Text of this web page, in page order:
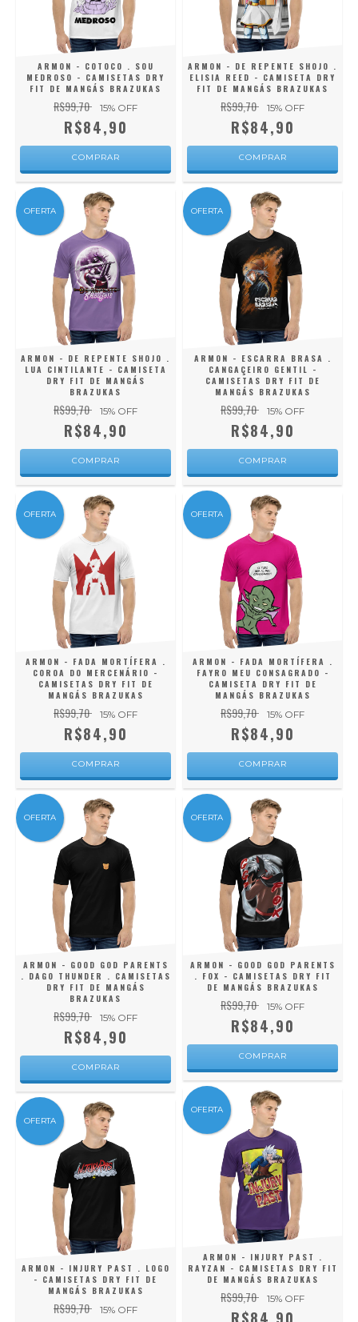
ARMON - COTOCO . SOU
MEDROSO - CAMISETAS DRY
FIT DE MANGÁS BRAZUKAS
R$99,70 15% OFF
R$84,90
COMPRAR
ARMON - DE REPENTE SHOJO .
ELISIA REED - CAMISETA DRY
FIT DE MANGÁS BRAZUKAS
R$99,70 15% OFF
R$84,90
COMPRAR
OFERTA
ARMON - DE REPENTE SHOJO .
LUA CINTILANTE - CAMISETA
DRY FIT DE MANGÁS
BRAZUKAS
R$99,70 15% OFF
R$84,90
COMPRAR
OFERTA
ARMON - ESCARRA BRASA .
CANGAÇEIRO GENTIL -
CAMISETAS DRY FIT DE
MANGÁS BRAZUKAS
R$99,70 15% OFF
R$84,90
COMPRAR
OFERTA
ARMON - FADA MORTÍFERA .
COROA DO MERCENÁRIO -
CAMISETAS DRY FIT DE
MANGÁS BRAZUKAS
R$99,70 15% OFF
R$84,90
COMPRAR
OFERTA
ARMON - FADA MORTÍFERA .
FAYRO MEU CONSAGRADO -
CAMISETA DRY FIT DE
MANGÁS BRAZUKAS
R$99,70 15% OFF
R$84,90
COMPRAR
OFERTA
ARMON - GOOD GOD PARENTS
. DAGO THUNDER . CAMISETAS
DRY FIT DE MANGÁS
BRAZUKAS
R$99,70 15% OFF
R$84,90
COMPRAR
OFERTA
ARMON - GOOD GOD PARENTS
. FOX - CAMISETAS DRY FIT
DE MANGÁS BRAZUKAS
R$99,70 15% OFF
R$84,90
COMPRAR
OFERTA
ARMON - INJURY PAST . LOGO
- CAMISETAS DRY FIT DE
MANGÁS BRAZUKAS
R$99,70 15% OFF
OFERTA
ARMON - INJURY PAST .
RAYZAN - CAMISETAS DRY FIT
DE MANGÁS BRAZUKAS
R$99,70 15% OFF
R$84,90